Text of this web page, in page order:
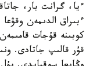
ءيا، گرانت بار،
ءبىراق الدىمەن
كوبىنە قۇجات